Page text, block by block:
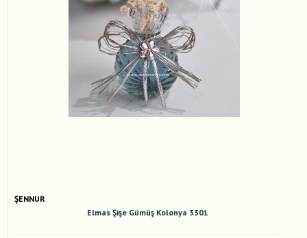
ŞENNUR
Elmas Şişe Gümüş Kolonya 3301